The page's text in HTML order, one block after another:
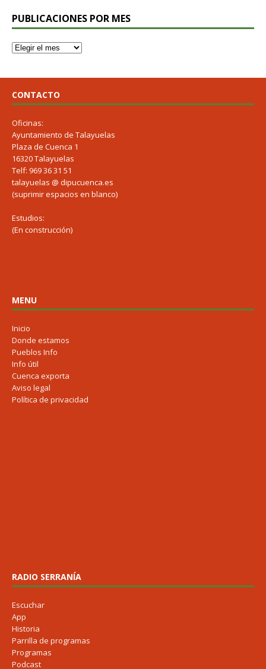
PUBLICACIONES POR MES
CONTACTO
Oficinas:
Ayuntamiento de Talayuelas
Plaza de Cuenca 1
16320 Talayuelas
Telf: 969 36 31 51
talayuelas @ dipucuenca.es
(suprimir espacios en blanco)
Estudios:
(En construcción)
MENU
Inicio
Donde estamos
Pueblos Info
Info útil
Cuenca exporta
Aviso legal
Política de privacidad
RADIO SERRANÍA
Escuchar
App
Historia
Parrilla de programas
Programas
Podcast